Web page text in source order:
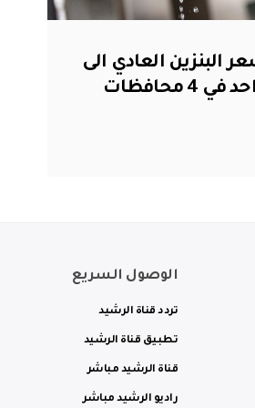
البنزين العادي الى
الوصول السريع
تردد قناة الرشيد
تطبيق قناة الرشيد
قناة الرشيد مباشر
راديو الرشيد مباشر